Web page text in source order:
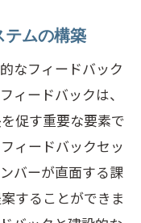
テムの構築
なフィードバック
ィードバックは、
促す重要な要素で
ィードバックセッ
バーが直面する課
することができま